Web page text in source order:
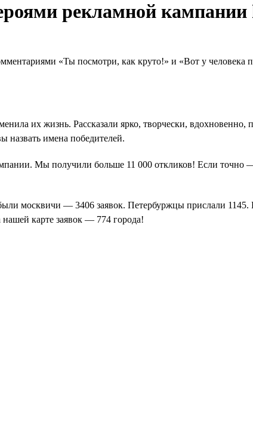
рекламной
«Ты посмотри, как круто!» и «Вот у человека
их жизнь. Рассказали ярко, творчески,
назвать имена победителей.
Мы получили больше 11 000 откликов! Если точно
москвичи — 3406 заявок. Петербуржцы прислали 1145.
карте заявок — 774 города!